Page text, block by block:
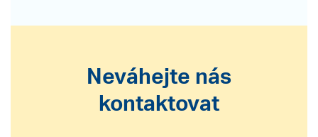
Neváhejte nás
kontaktovat